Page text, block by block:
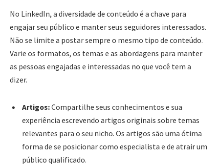
No LinkedIn, a diversidade de conteúdo é a chave para
engajar seu público e manter seus seguidores interessados.
Não se limite a postar sempre o mesmo tipo de conteúdo.
Varie os formatos, os temas e as abordagens para manter
as pessoas engajadas e interessadas no que você tem a
dizer.
Artigos:Compartilhe seus conhecimentos e sua
experiência escrevendo artigos originais sobre temas
relevantes para o seu nicho. Os artigos são uma ótima
forma de se posicionar como especialista e de atrair um
público qualificado.